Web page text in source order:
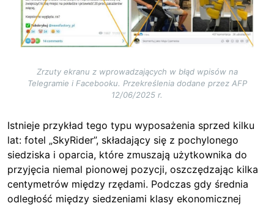
Zrzuty ekranu z wprowadzających w błąd wpisów na
Telegramie i Facebooku. Przekreślenia dodane przez AFP
12/06/2025 r.
Istnieje przykład tego typu wyposażenia sprzed kilku
lat: fotel „SkyRider”, składający się z pochylonego
siedziska i oparcia, które zmuszają użytkownika do
przyjęcia niemal pionowej pozycji, oszczędzając kilka
centymetrów między rzędami. Podczas gdy średnia
odległość między siedzeniami klasy ekonomicznej